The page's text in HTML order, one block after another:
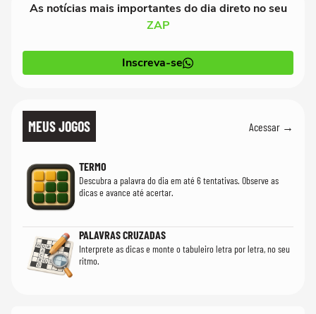
As notícias mais importantes do dia direto no seu
ZAP
Inscreva-se
MEUS JOGOS Acessar →
TERMO
Descubra a palavra do dia em até 6 tentativas. Observe as
dicas e avance até acertar.
PALAVRAS CRUZADAS
Interprete as dicas e monte o tabuleiro letra por letra, no seu
ritmo.